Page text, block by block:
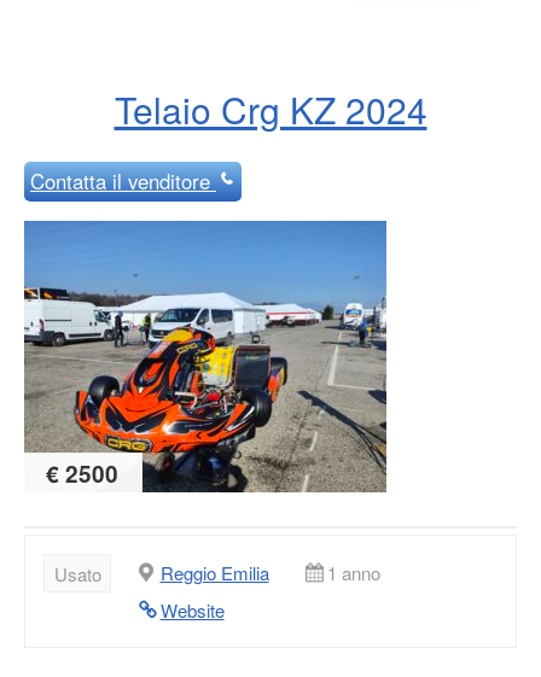
Telaio Crg KZ 2024
Contattail venditore
€ 2500
Usato Reggio Emilia
1 anno
Website